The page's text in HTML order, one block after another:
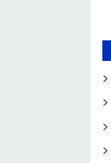
>
>
>
>